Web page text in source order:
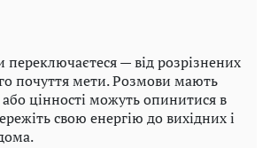
— від розрізнених
почуття мети. Розмови мають
або цінності можуть опинитися в
свою енергію до вихідних і